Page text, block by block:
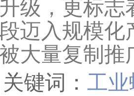
级，更标
迈入规模
大量复制推
关键词： 工